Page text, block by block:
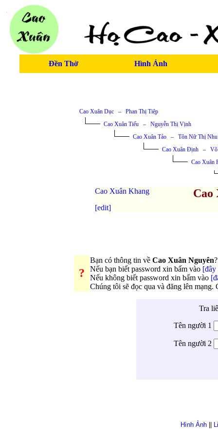
Đền Thờ Hình Ảnh
Cao Xuân Dục– Phan Thị Tiệp
Cao Xuân Tiếu– Nguyễn Thị Vịnh
Cao Xuân Tảo– Tôn Nữ Thị Nhu
Cao Xuân Định– Võ
Cao Xuân
Cao Xuân Khang
[edit]
Cao
?
Bạn có thông tin về Cao Xuân Nguyên?
Nếu bạn biết password xin bấm vào [đây
Nếu không biết password xin bấm vào
Chúng tôi sẽ đọc qua và đăng lên mạng.
Tra
Tên người 1
Tên người 2
Hình Ảnh